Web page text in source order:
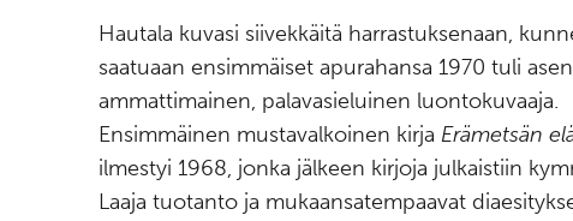
Hautala kuvasi siivekkäitä harrastuksenaan,
saatuaan ensimmäiset apurahansa 1970 tuli
ammattimainen, palavasieluinen luontokuvaaja.
Ensimmäinen mustavalkoinen kirjaErämetsän
ilmestyi 1968, jonka jälkeen kirjoja julkaistiin
Laaja tuotanto ja mukaansatempaavat